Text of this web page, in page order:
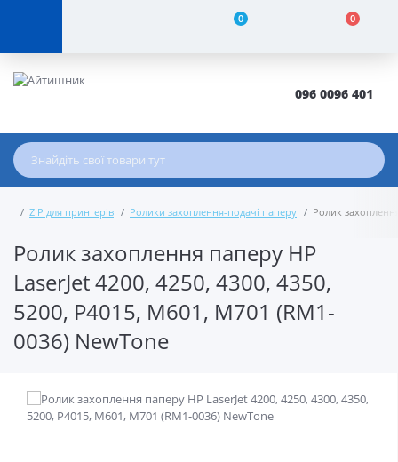
0 0
096 0096 401
ZIP для принтерів Ролики захоплення-подачі паперу Ролик
Ролик захоплення паперу HP
LaserJet 4200, 4250, 4300, 4350,
5200, P4015, M601, M701 (RM1-
0036) NewTone